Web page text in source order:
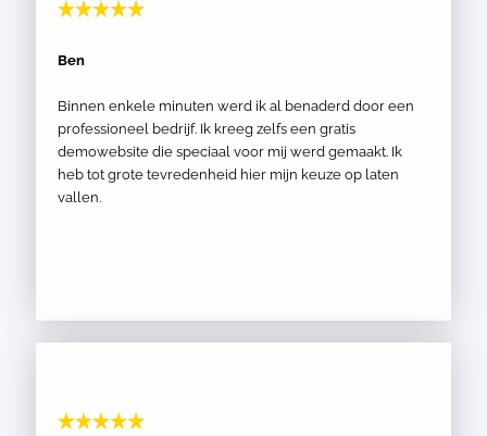
Ben
Binnen enkele minuten werd ik al benaderd door een
professioneel bedrijf. Ik kreeg zelfs een gratis
demowebsite die speciaal voor mij werd gemaakt. Ik
heb tot grote tevredenheid hier mijn keuze op laten
vallen.